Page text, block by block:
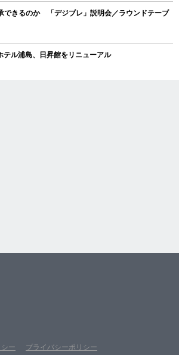
できるのか 「デジブレ」説明会／ラウンドテーブ
ル浦島、日昇館をリニューアル
ー プライバシーポリシー